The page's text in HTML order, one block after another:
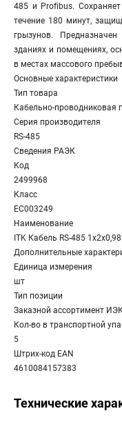
485 и Profibus.
течение 180 минут,
грызунов.
зданиях и помещениях,
в местах массового
Основные характеристики
Тип товара
Кабельно-проводниковая
Серия производителя
RS-485
Сведения РАЭК
Код
2499968
Класс
EC003249
Наименование
ITK Кабель RS-485
Дополнительные
Единица измерения
шт
Тип позиции
Заказной ассортимент
Кол-во в транспортной
5
Штрих-код EAN
4610084157383
Технические